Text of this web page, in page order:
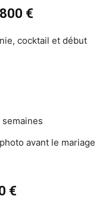
€
cocktail et début
avant le mariage
€